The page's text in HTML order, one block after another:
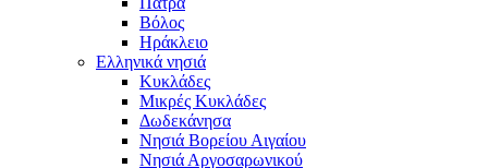
Βόλος
Ηράκλειο
Ελληνικά νησιά
Κυκλάδες
Μικρές Κυκλάδες
Δωδεκάνησα
Νησιά Βορείου Αιγαίου
Νησιά Αργοσαρωνικού